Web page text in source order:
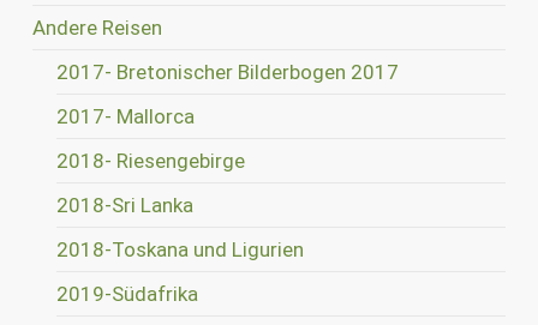
Andere Reisen
2017- Bretonischer Bilderbogen 2017
2017- Mallorca
2018- Riesengebirge
2018-Sri Lanka
2018-Toskana und Ligurien
2019-Südafrika